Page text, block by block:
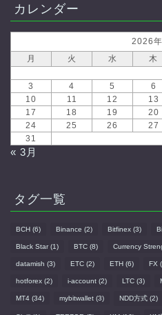
カレンダー
2026
月
火 水 木
3
4 5 6
10
11 12 13
17
18 19 20
24
25 26 27
31
« 3月
タグ一覧
BCH (6) Binance (2) Bitfinex (3)
Black Star(1) BTC (8) Currency
datamish (3) ETC (2) ETH (6) FX
hotforex (2) i-account (2) LTC (3)
MT4 (34) mybitwallet (3) NDD方式 (2)